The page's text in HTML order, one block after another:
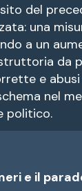
del
una
a un
da
e
nel
politico.
e il